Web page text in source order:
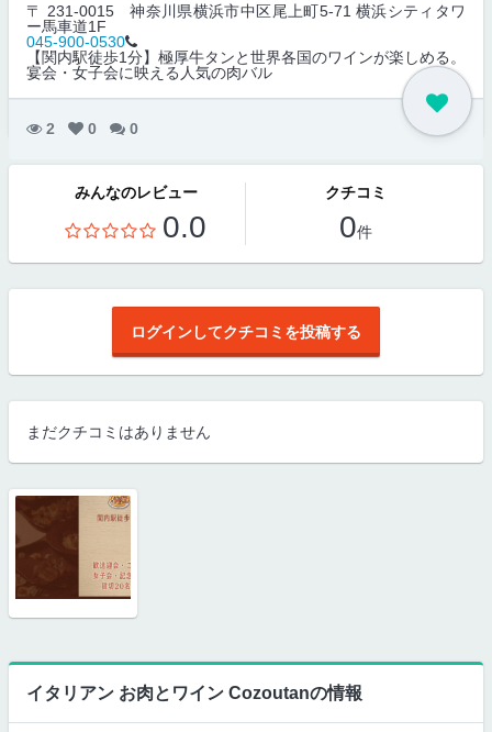
〒 231-0015
神奈川県横浜市中区尾上町5-71 横浜シティタワ
ー馬車道1F
045-900-0530
【関内駅徒歩1分】極厚牛タンと世界各国のワインが楽しめる。
宴会・女子会に映える人気の肉バル
2 0 0
みんなのレビュー
0.0
クチコミ
0件
ログインしてクチコミを投稿する
まだクチコミはありません
イタリアン お肉とワイン Cozoutanの情報